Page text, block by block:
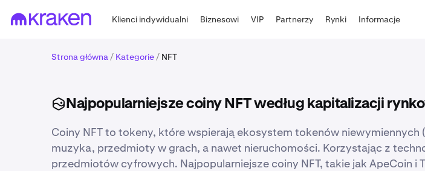
Klienci indywidualni Biznesowi VIP Partnerzy Rynki Informacje
Strona główna/ Kategorie/ NFT
Najpopularniejsze coiny NFT według kapitalizacji
Coiny NFT to tokeny, które wspierają ekosystem tokenów
muzyka, przedmioty w grach, a nawet nieruchomości. Korzystając z
przedmiotów cyfrowych. Najpopularniejsze coiny NFT, takie jak ApeCoin